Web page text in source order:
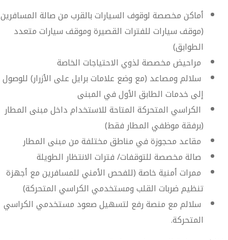
أماكن مخصصة لوقوف السيارات بالقرب من صالة المسافرين
(موقف سيارات للفترات القصيرة وموقف سيارات متعدد
الطوابق)
مراحيض مخصصة لذوي الاحتياجات الخاصة
سلالم ومصاعد (مع وضع علامات برايل على الأزرار) للوصول
إلى خدمات الطابق الأول في المبنى
الكراسي المتحركة المتاحة للاستخدام داخل مبنى المطار
(برفقة موظفي المطار فقط)
مقاعد محجوزة في مناطق مختلفة من مبنى المطار
صالة مخصصة للتوقفات/ فترات الانتظار الطويلة
ممرات أمنية خاصة (للفحص الأمني للمسافرين مع أجهزة
تنظيم ضربات القلب ومستخدمي الكراسي المتحركة)
سلالم مع منصة رفع لتسهيل صعود مستخدمي الكراسي
المتحركة.